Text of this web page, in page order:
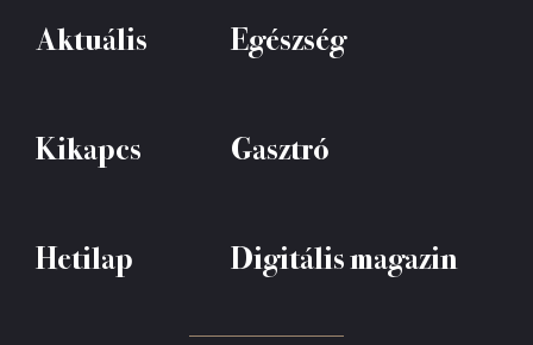
Aktuális Egészség
Kikapcs Gasztró
Hetilap Digitális magazin